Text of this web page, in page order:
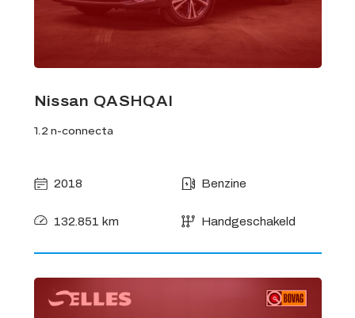
Nissan QASHQAI
1.2 n-connecta
2018 Benzine
132.851 km Handgeschakeld